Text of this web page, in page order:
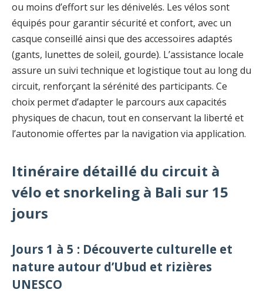
ou moins d’effort sur les dénivelés. Les vélos sont
équipés pour garantir sécurité et confort, avec un
casque conseillé ainsi que des accessoires adaptés
(gants, lunettes de soleil, gourde). L’assistance locale
assure un suivi technique et logistique tout au long du
circuit, renforçant la sérénité des participants. Ce
choix permet d’adapter le parcours aux capacités
physiques de chacun, tout en conservant la liberté et
l’autonomie offertes par la navigation via application.
Itinéraire détaillé du circuit à
vélo et snorkeling à Bali sur 15
jours
Jours 1 à 5 : Découverte culturelle et
nature autour d’Ubud et rizières
UNESCO